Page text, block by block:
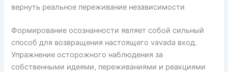
вернуть реальное переживание независимости
Формирование осознанности являет собой сильный
способ для возвращения настоящего vavada вход.
Упражнение осторожного наблюдения за
собственными идеями, переживаниями и реакциями